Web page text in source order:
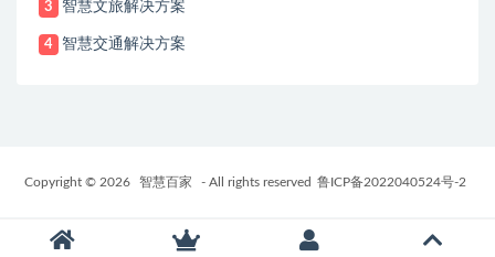
3 智慧文旅解决方案
4 智慧交通解决方案
Copyright © 2026 智慧百家 - All rights reserved 鲁ICP备2022040524号-2